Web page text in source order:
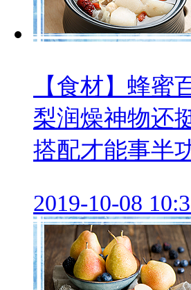
【食材】蜂蜜
梨润燥神物还
搭配才能事半
2019-10-08